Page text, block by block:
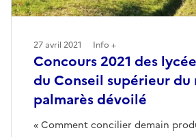
Concours 2021 des
du Conseil supérieur
palmarès dévoilé
« Comment concilier demain
27 avril 2021 Info +